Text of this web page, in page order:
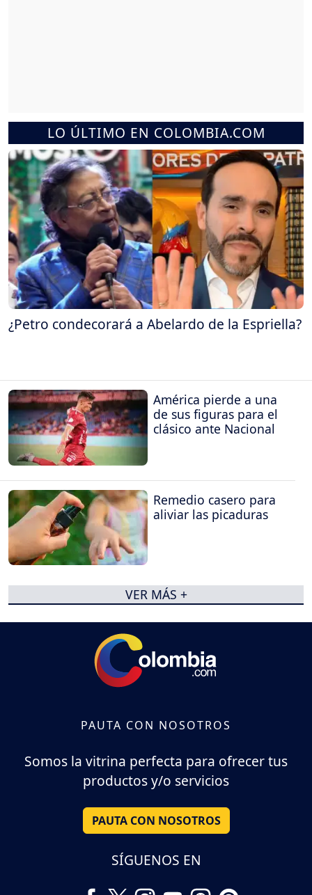
LO ÚLTIMO EN COLOMBIA.COM
¿Petro condecorará a Abelardo de la Espriella?
América pierde a una
de sus figuras para el
clásico ante Nacional
Remedio casero para
aliviar las picaduras
VER MÁS +
PAUTA CON NOSOTROS
Somos la vitrina perfecta para ofrecer tus
productos y/o servicios
PAUTA CON NOSOTROS
SÍGUENOS EN